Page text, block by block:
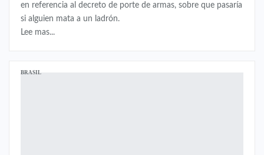
en referencia al decreto de porte de armas, sobre que pasaría
si alguien mata a un ladrón.
Lee mas...
BRASIL